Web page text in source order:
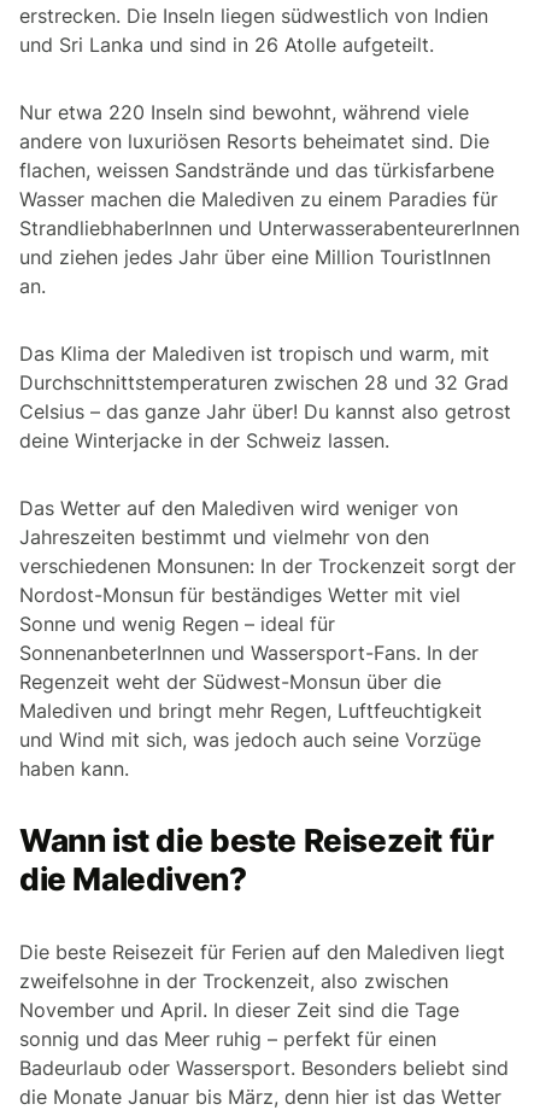
erstrecken. Die Inseln liegen südwestlich von Indien
und Sri Lanka und sind in 26 Atolle aufgeteilt.
Nur etwa 220 Inseln sind bewohnt, während viele
andere von luxuriösen Resorts beheimatet sind. Die
flachen, weissen Sandstrände und das türkisfarbene
Wasser machen die Malediven zu einem Paradies für
StrandliebhaberInnen und UnterwasserabenteurerInnen
und ziehen jedes Jahr über eine Million TouristInnen
an.
Das Klima der Malediven ist tropisch und warm, mit
Durchschnittstemperaturen zwischen 28 und 32 Grad
Celsius – das ganze Jahr über! Du kannst also getrost
deine Winterjacke in der Schweiz lassen.
Das Wetter auf den Malediven wird weniger von
Jahreszeiten bestimmt und vielmehr von den
verschiedenen Monsunen: In der Trockenzeit sorgt der
Nordost-Monsun für beständiges Wetter mit viel
Sonne und wenig Regen – ideal für
SonnenanbeterInnen und Wassersport-Fans. In der
Regenzeit weht der Südwest-Monsun über die
Malediven und bringt mehr Regen, Luftfeuchtigkeit
und Wind mit sich, was jedoch auch seine Vorzüge
haben kann.
Wann ist die beste Reisezeit für
die Malediven?
Die beste Reisezeit für Ferien auf den Malediven liegt
zweifelsohne in der Trockenzeit, also zwischen
November und April. In dieser Zeit sind die Tage
sonnig und das Meer ruhig – perfekt für einen
Badeurlaub oder Wassersport. Besonders beliebt sind
die Monate Januar bis März, denn hier ist das Wetter